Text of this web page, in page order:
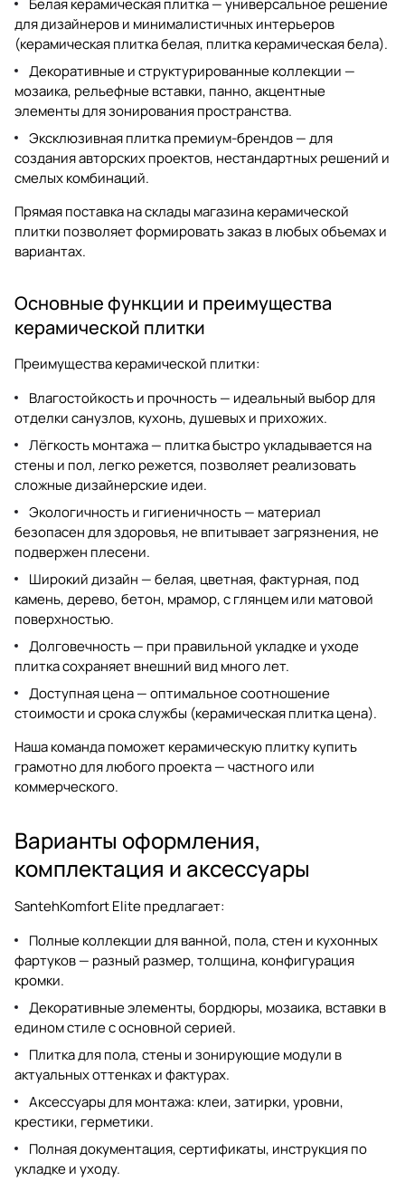
Белая керамическая плитка — универсальное решение
для дизайнеров и минималистичных интерьеров
(керамическая плитка белая, плитка керамическая бела).
Декоративные и структурированные коллекции —
мозаика, рельефные вставки, панно, акцентные
элементы для зонирования пространства.
Эксклюзивная плитка премиум-брендов — для
создания авторских проектов, нестандартных решений и
смелых комбинаций.
Прямая поставка на склады магазина керамической
плитки позволяет формировать заказ в любых объемах и
вариантах.
Основные функции и преимущества
керамической плитки
Преимуществакерамической плитки:
Влагостойкость и прочность — идеальный выбор для
отделки санузлов, кухонь, душевых и прихожих.
Лёгкость монтажа — плитка быстро укладывается на
стены и пол, легко режется, позволяет реализовать
сложные дизайнерские идеи.
Экологичность и гигиеничность — материал
безопасен для здоровья, не впитывает загрязнения, не
подвержен плесени.
Широкий дизайн — белая, цветная, фактурная, под
камень, дерево, бетон, мрамор, с глянцем или матовой
поверхностью.
Долговечность — при правильной укладке и уходе
плитка сохраняет внешний вид много лет.
Доступная цена — оптимальное соотношение
стоимости и срока службы (керамическая плитка цена).
Наша команда поможеткерамическую плитку купить
грамотно для любого проекта — частного или
коммерческого.
Варианты оформления,
комплектация и аксессуары
SantehKomfort Elite предлагает:
Полные коллекции для ванной, пола, стен и кухонных
фартуков — разный размер, толщина, конфигурация
кромки.
Декоративные элементы, бордюры, мозаика, вставки в
едином стиле с основной серией.
Плитка для пола, стены и зонирующие модули в
актуальных оттенках и фактурах.
Аксессуары для монтажа: клеи, затирки, уровни,
крестики, герметики.
Полная документация, сертификаты, инструкция по
укладке и уходу.